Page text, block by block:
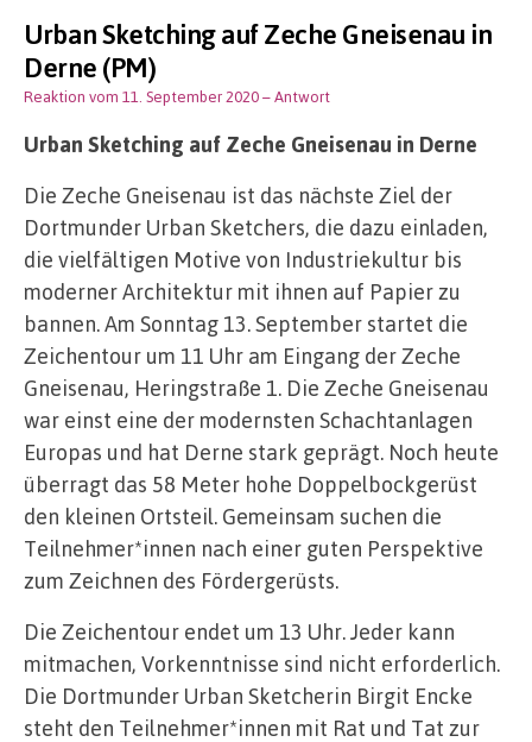
Urban Sketching auf Zeche Gneisenau in
Derne (PM)
Reaktion vom 11. September 2020– Antwort
Urban Sketching auf Zeche Gneisenau in Derne
Die Zeche Gneisenau ist das nächste Ziel der
Dortmunder Urban Sketchers, die dazu einladen,
die vielfältigen Motive von Industriekultur bis
moderner Architektur mit ihnen auf Papier zu
bannen. Am Sonntag 13. September startet die
Zeichentour um 11 Uhr am Eingang der Zeche
Gneisenau, Heringstraße 1. Die Zeche Gneisenau
war einst eine der modernsten Schachtanlagen
Europas und hat Derne stark geprägt. Noch heute
überragt das 58 Meter hohe Doppelbockgerüst
den kleinen Ortsteil. Gemeinsam suchen die
Teilnehmer*innen nach einer guten Perspektive
zum Zeichnen des Fördergerüsts.
Die Zeichentour endet um 13 Uhr. Jeder kann
mitmachen, Vorkenntnisse sind nicht erforderlich.
Die Dortmunder Urban Sketcherin Birgit Encke
steht den Teilnehmer*innen mit Rat und Tat zur